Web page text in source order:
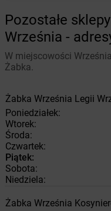
Pozostałe
Września -
W miejscowości
Żabka.
Żabka Września Legii
Poniedziałek:
Wtorek:
Środa:
Czwartek:
Piątek:
Sobota:
Niedziela:
Żabka Września